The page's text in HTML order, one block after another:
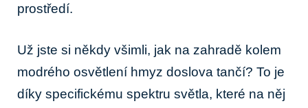
prostředí.
Už jste si někdy všimli, jak na zahradě kolem
modrého osvětlení hmyz doslova tančí? To je
díky specifickému spektru světla, které na něj